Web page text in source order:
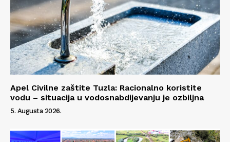
Apel Civilne zaštite Tuzla: Racionalno koristite
vodu – situacija u vodosnabdijevanju je ozbiljna
5. Augusta 2026.